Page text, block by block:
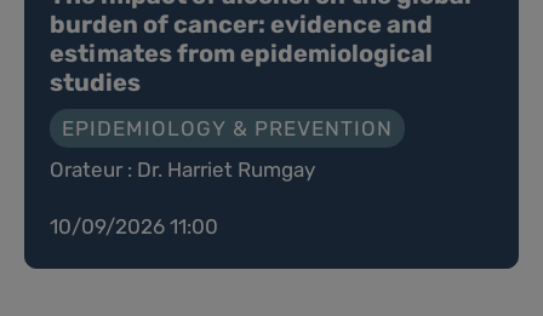
burden of cancer: evidence and
estimates from epidemiological
studies
EPIDEMIOLOGY & PREVENTION
Orateur : Dr. Harriet Rumgay
10/09/2026 11:00